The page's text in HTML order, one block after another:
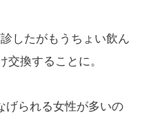
したがもうちょい飲ん
交換することに。
げられる女性が多いの